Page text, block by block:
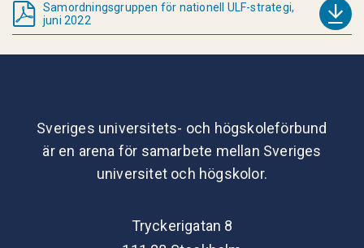
Samordningsgruppen för nationell ULF-strategi,
juni 2022
Sveriges universitets- och högskoleförbund
är en arena för samarbete mellan Sveriges
universitet och högskolor.
Tryckerigatan 8